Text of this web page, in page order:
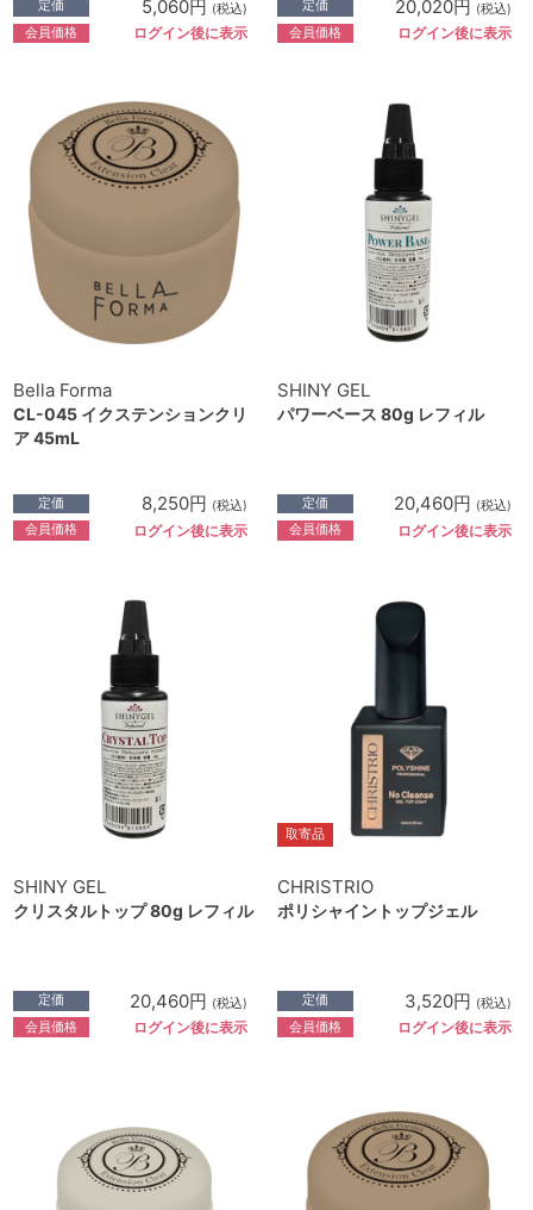
定価 5,060円 (税込)
会員価格 ログイン後に表示
定価 20,020円 (税込)
会員価格 ログイン後に表示
Bella Forma
CL-045 イクステンションクリ
ア 45mL
定価 8,250円 (税込)
会員価格 ログイン後に表示
SHINY GEL
パワーベース 80g レフィル
定価 20,460円 (税込)
会員価格 ログイン後に表示
SHINY GEL
クリスタルトップ 80g レフィル
定価 20,460円 (税込)
会員価格 ログイン後に表示
取寄品
CHRISTRIO
ポリシャイントップジェル
定価 3,520円 (税込)
会員価格 ログイン後に表示